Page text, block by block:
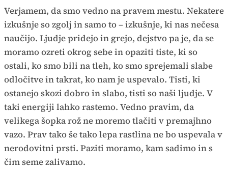
Verjamem, da smo vedno na pravem mestu. Nekatere
izkušnje so zgolj in samo to – izkušnje, ki nas nečesa
naučijo. Ljudje pridejo in grejo, dejstvo pa je, da se
moramo ozreti okrog sebe in opaziti tiste, ki so
ostali, ko smo bili na tleh, ko smo sprejemali slabe
odločitve in takrat, ko nam je uspevalo. Tisti, ki
ostanejo skozi dobro in slabo, tisti so naši ljudje. V
taki energiji lahko rastemo. Vedno pravim, da
velikega šopka rož ne moremo tlačiti v premajhno
vazo. Prav tako še tako lepa rastlina ne bo uspevala v
nerodovitni prsti. Paziti moramo, kam sadimo in s
čim seme zalivamo.